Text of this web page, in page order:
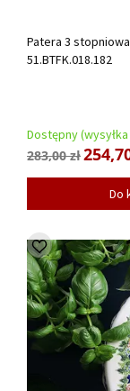
Patera 3
51.BTFK.018.182
Dostępny
283,00 zł
Do